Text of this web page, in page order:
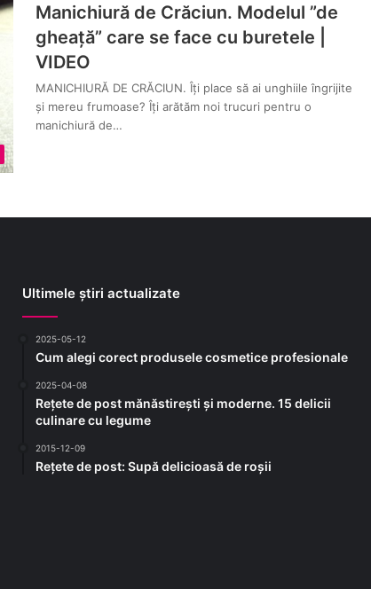
Manichiură de Crăciun. Modelul ”de
gheață” care se face cu buretele |
VIDEO
MANICHIURĂ DE CRĂCIUN. Îți place să ai unghiile îngrijite
și mereu frumoase? Îți arătăm noi trucuri pentru o
manichiură de…
Ultimele știri actualizate
2025-05-12
Cum alegi corect produsele cosmetice profesionale
2025-04-08
Rețete de post mănăstirești și moderne. 15 delicii
culinare cu legume
2015-12-09
Rețete de post: Supă delicioasă de roșii